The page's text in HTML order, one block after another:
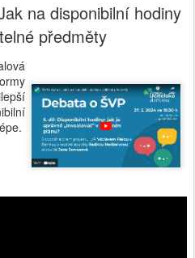
na disponibilní hodiny
předměty